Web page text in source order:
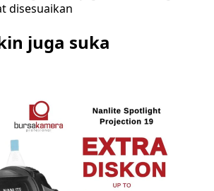
disesuaikan
juga suka